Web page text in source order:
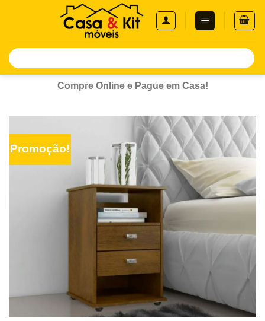
Pesquisar
por:
Compre Online e Pague em Casa!
Promoção!